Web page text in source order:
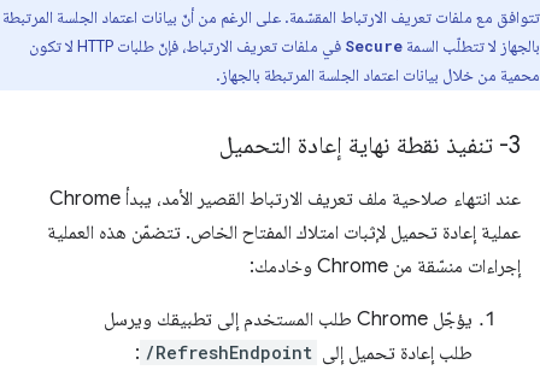
تتوافق مع ملفات تعريف الارتباط المقسّمة. على الرغم من أنّ بيانات اعتماد الجلسة المرتبطة
بالجهاز لا تتطلّب السمة Secure
في ملفات تعريف الارتباط، فإنّ طلبات HTTP لا تكون
محمية من خلال بيانات اعتماد الجلسة المرتبطة بالجهاز.
3- تنفيذ نقطة نهاية إعادة التحميل
عند انتهاء صلاحية ملف تعريف الارتباط القصير الأمد، يبدأ Chrome
عملية إعادة تحميل لإثبات امتلاك المفتاح الخاص. تتضمّن هذه العملية
إجراءات منسّقة من Chrome وخادمك:
يؤجّل Chrome طلب المستخدم إلى تطبيقك ويرسل
طلب إعادة تحميل إلى /RefreshEndpoint
: